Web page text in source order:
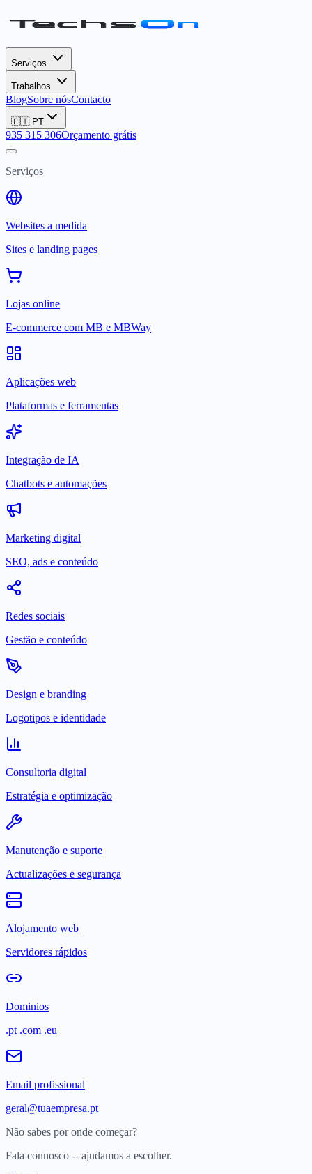
Serviços
Trabalhos
BlogSobre nósContacto
🇵🇹 PT
935 315 306Orçamento grátis
Serviços
Websites a medida
Sites e landing pages
Lojas online
E-commerce com MB e MBWay
Aplicações web
Plataformas e ferramentas
Integração de IA
Chatbots e automações
Marketing digital
SEO, ads e conteúdo
Redes sociais
Gestão e conteúdo
Design e branding
Logotipos e identidade
Consultoria digital
Estratégia e optimização
Manutenção e suporte
Actualizações e segurança
Alojamento web
Servidores rápidos
Dominios
.pt .com .eu
Email profissional
geral@tuaempresa.pt
Não sabes por onde começar?
Fala connosco -- ajudamos a escolher.